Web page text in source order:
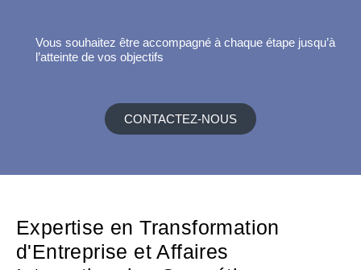
Vous souhaitez être accompagné à chaque étape jusqu’à
l’atteinte de vos objectifs
CONTACTEZ-NOUS
Expertise en Transformation
d'Entreprise et Affaires